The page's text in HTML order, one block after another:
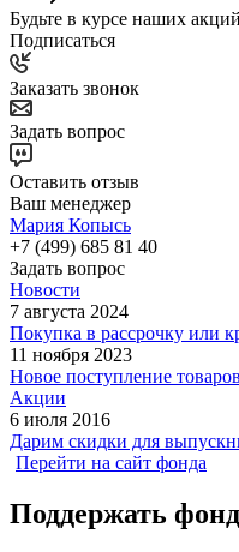
Будьте в курсе наших
Подписаться
Заказать звонок
Задать вопрос
Оставить отзыв
Ваш менеджер
Мария Копысь
+7 (499) 685 81 40
Задать вопрос
Новости
7 августа 2024
Покупка в рассрочку или
11 ноября 2023
Новое поступление
Акции
6 июля 2016
Дарим скидки для
Перейти на сайт фонда
Поддержать